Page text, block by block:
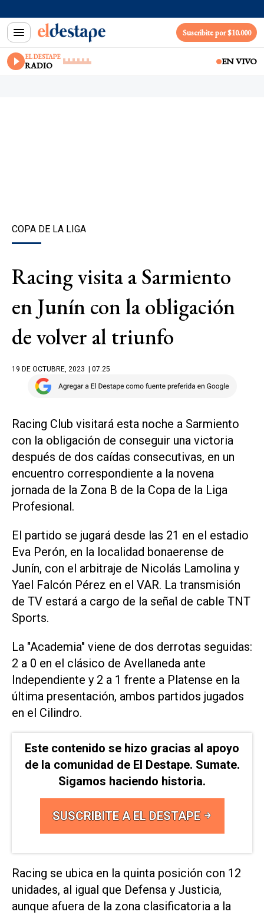
Suscribite por $10.000
EL DESTAPE
RADIO EN VIVO
COPA DE LA LIGA
Racing visita a Sarmiento
en Junín con la obligación
de volver al triunfo
19 DE OCTUBRE, 2023 | 07.25
Racing Club visitará esta noche a Sarmiento
con la obligación de conseguir una victoria
después de dos caídas consecutivas, en un
encuentro correspondiente a la novena
jornada de la Zona B de la Copa de la Liga
Profesional.
El partido se jugará desde las 21 en el estadio
Eva Perón, en la localidad bonaerense de
Junín, con el arbitraje de Nicolás Lamolina y
Yael Falcón Pérez en el VAR. La transmisión
de TV estará a cargo de la señal de cable TNT
Sports.
La "Academia" viene de dos derrotas seguidas:
2 a 0 en el clásico de Avellaneda ante
Independiente y 2 a 1 frente a Platense en la
última presentación, ambos partidos jugados
en el Cilindro.
Este contenido se hizo gracias al apoyo
de la comunidad de El Destape. Sumate.
Sigamos haciendo historia.
SUSCRIBITE A EL DESTAPE
Racing se ubica en la quinta posición con 12
unidades, al igual que Defensa y Justicia,
aunque afuera de la zona clasificatoria a la